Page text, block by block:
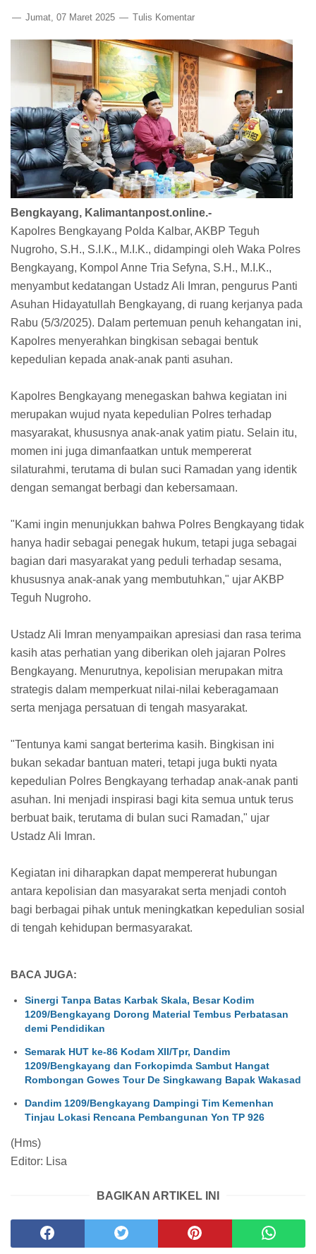
Jumat, 07 Maret 2025 Tulis Komentar
Bengkayang, Kalimantanpost.online.-
Kapolres Bengkayang Polda Kalbar, AKBP Teguh
Nugroho, S.H., S.I.K., M.I.K., didampingi oleh Waka Polres
Bengkayang, Kompol Anne Tria Sefyna, S.H., M.I.K.,
menyambut kedatangan Ustadz Ali Imran, pengurus Panti
Asuhan Hidayatullah Bengkayang, di ruang kerjanya pada
Rabu (5/3/2025). Dalam pertemuan penuh kehangatan ini,
Kapolres menyerahkan bingkisan sebagai bentuk
kepedulian kepada anak-anak panti asuhan.
Kapolres Bengkayang menegaskan bahwa kegiatan ini
merupakan wujud nyata kepedulian Polres terhadap
masyarakat, khususnya anak-anak yatim piatu. Selain itu,
momen ini juga dimanfaatkan untuk mempererat
silaturahmi, terutama di bulan suci Ramadan yang identik
dengan semangat berbagi dan kebersamaan.
"Kami ingin menunjukkan bahwa Polres Bengkayang tidak
hanya hadir sebagai penegak hukum, tetapi juga sebagai
bagian dari masyarakat yang peduli terhadap sesama,
khususnya anak-anak yang membutuhkan," ujar AKBP
Teguh Nugroho.
Ustadz Ali Imran menyampaikan apresiasi dan rasa terima
kasih atas perhatian yang diberikan oleh jajaran Polres
Bengkayang. Menurutnya, kepolisian merupakan mitra
strategis dalam memperkuat nilai-nilai keberagamaan
serta menjaga persatuan di tengah masyarakat.
"Tentunya kami sangat berterima kasih. Bingkisan ini
bukan sekadar bantuan materi, tetapi juga bukti nyata
kepedulian Polres Bengkayang terhadap anak-anak panti
asuhan. Ini menjadi inspirasi bagi kita semua untuk terus
berbuat baik, terutama di bulan suci Ramadan," ujar
Ustadz Ali Imran.
Kegiatan ini diharapkan dapat mempererat hubungan
antara kepolisian dan masyarakat serta menjadi contoh
bagi berbagai pihak untuk meningkatkan kepedulian sosial
di tengah kehidupan bermasyarakat.
BACA JUGA:
Sinergi Tanpa Batas Karbak Skala, Besar Kodim
1209/Bengkayang Dorong Material Tembus Perbatasan
demi Pendidikan
Semarak HUT ke-86 Kodam XII/Tpr, Dandim
1209/Bengkayang dan Forkopimda Sambut Hangat
Rombongan Gowes Tour De Singkawang Bapak Wakasad
Dandim 1209/Bengkayang Dampingi Tim Kemenhan
Tinjau Lokasi Rencana Pembangunan Yon TP 926
(Hms)
Editor: Lisa
BAGIKAN ARTIKEL INI